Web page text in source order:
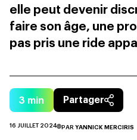
elle peut devenir
faire son âge, une
pas pris une ride
3 min Partager
16 JUILLET 2024 PAR YANNICK MERCIRIS